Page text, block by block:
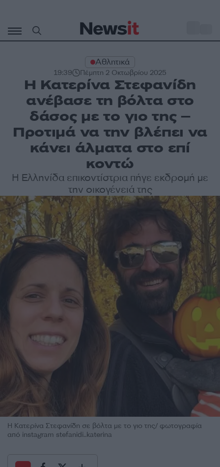
περιεχόμενο
Αθλητικά
19:39 Πέμπτη 2 Οκτωβρίου 2025
Η Κατερίνα Στεφανίδη
ανέβασε τη βόλτα στο
δάσος με το γιο της –
Προτιμά να την βλέπει να
κάνει άλματα στο επί
κοντώ
Η Ελληνίδα επικοντίστρια πήγε εκδρομή με
την οικογένειά της
Η Κατερίνα Στεφανίδη σε βόλτα με το γιο της/ φωτογραφία
από instagram stefanidi..katerina